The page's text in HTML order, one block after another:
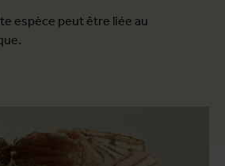
espèce peut être liée au